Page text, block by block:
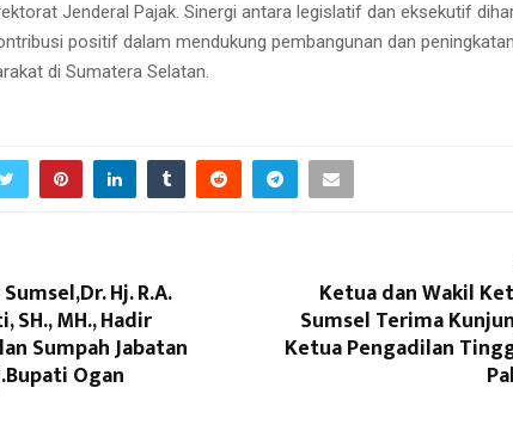
Jenderal Pajak. Sinergi antara legislatif dan eksekutif
positif dalam mendukung pembangunan dan peningkatan
di Sumatera Selatan.
Hj. R.A.
MH., Hadir
Sumpah Jabatan
Ogan
Ketua dan Wakil
Sumsel Terima
Ketua Pengadilan
Reply Reply